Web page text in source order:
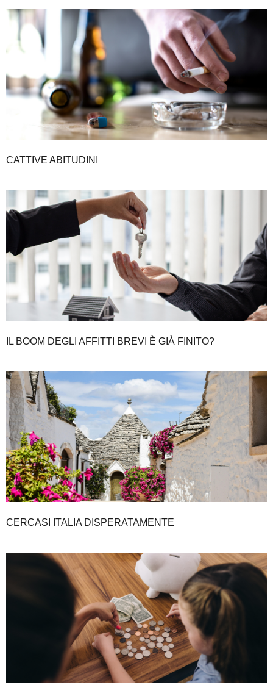
CATTIVE ABITUDINI
IL BOOM DEGLI AFFITTI BREVI È GIÀ FINITO?
CERCASI ITALIA DISPERATAMENTE